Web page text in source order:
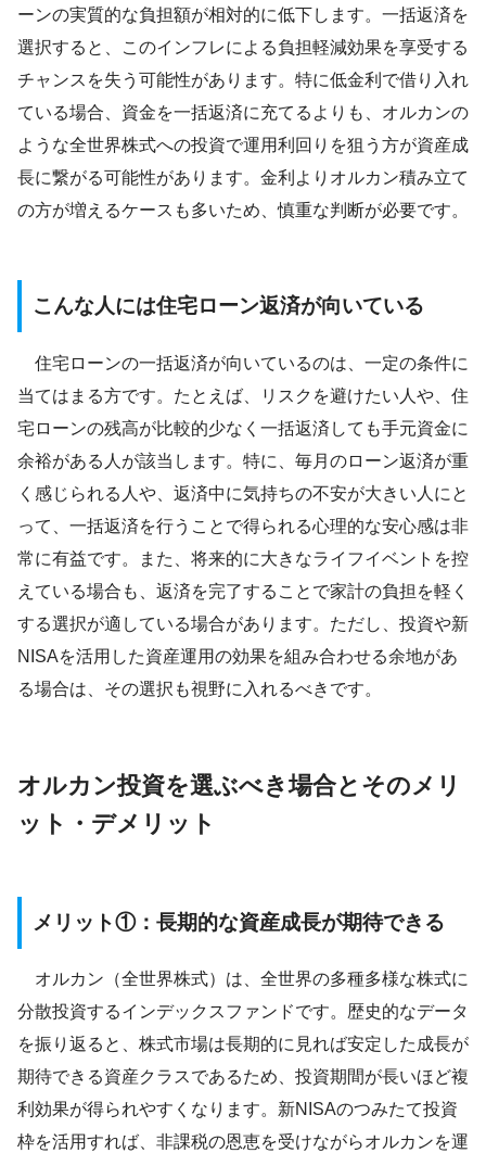
ーンの実質的な負担額が相対的に低下します。一括返済を
選択すると、このインフレによる負担軽減効果を享受する
チャンスを失う可能性があります。特に低金利で借り入れ
ている場合、資金を一括返済に充てるよりも、オルカンの
ような全世界株式への投資で運用利回りを狙う方が資産成
長に繋がる可能性があります。金利よりオルカン積み立て
の方が増えるケースも多いため、慎重な判断が必要です。
こんな人には住宅ローン返済が向いている
住宅ローンの一括返済が向いているのは、一定の条件に
当てはまる方です。たとえば、リスクを避けたい人や、住
宅ローンの残高が比較的少なく一括返済しても手元資金に
余裕がある人が該当します。特に、毎月のローン返済が重
く感じられる人や、返済中に気持ちの不安が大きい人にと
って、一括返済を行うことで得られる心理的な安心感は非
常に有益です。また、将来的に大きなライフイベントを控
えている場合も、返済を完了することで家計の負担を軽く
する選択が適している場合があります。ただし、投資や新
NISAを活用した資産運用の効果を組み合わせる余地があ
る場合は、その選択も視野に入れるべきです。
オルカン投資を選ぶべき場合とそのメリ
ット・デメリット
メリット①：長期的な資産成長が期待できる
オルカン（全世界株式）は、全世界の多種多様な株式に
分散投資するインデックスファンドです。歴史的なデータ
を振り返ると、株式市場は長期的に見れば安定した成長が
期待できる資産クラスであるため、投資期間が長いほど複
利効果が得られやすくなります。新NISAのつみたて投資
枠を活用すれば、非課税の恩恵を受けながらオルカンを運